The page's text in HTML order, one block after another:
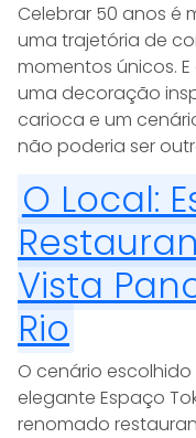
Celebrar 50 anos é
uma trajetória de
momentos únicos.
uma decoração
carioca e um
não poderia ser
O Local:
Vista
Rio
O cenário
elegante Espaço
renomado